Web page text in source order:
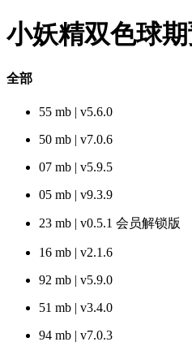
小妖精双色球
全部
55 mb | v5.6.0
50 mb | v7.0.6
07 mb | v5.9.5
05 mb | v9.3.9
23 mb | v0.5.1 会员解锁版
16 mb | v2.1.6
92 mb | v5.9.0
51 mb | v3.4.0
94 mb | v7.0.3